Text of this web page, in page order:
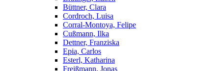
Büttner, Clara
Cordroch, Luisa
Corral-Montoya, Felipe
Cußmann, Ilka
Dettner, Franziska
Epia, Carlos
Esterl, Katharina
Freißmann, Jonas